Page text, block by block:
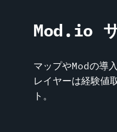
Mod.io
マップやModの導
レイヤーは経験
ト。